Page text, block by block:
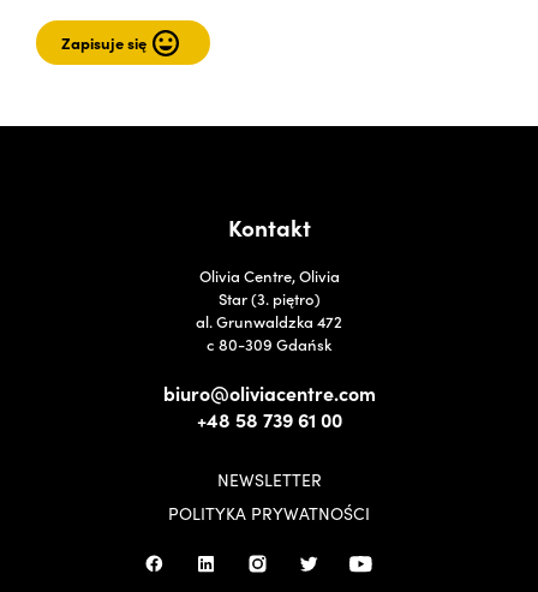
Kontakt
Olivia Centre, Olivia
Star (3. piętro)
al. Grunwaldzka 472
c 80-309 Gdańsk
biuro@oliviacentre.com
+48 58 739 61 00
NEWSLETTER
POLITYKA PRYWATNOŚCI